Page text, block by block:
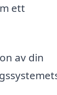
ett
av din